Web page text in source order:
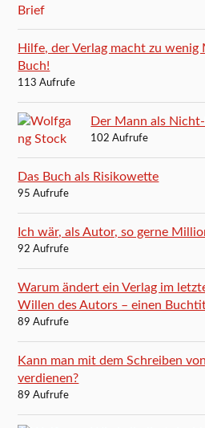
Hilfe, der Verlag macht zu
Buch!
113 Aufrufe
Der Mann als
102 Aufrufe
Das Buch als Risikowette
95 Aufrufe
Ich wär, als Autor, so gerne
92 Aufrufe
Warum ändert ein Verlag im
Willen des Autors – einen
89 Aufrufe
Kann man mit dem Schreiben
verdienen?
89 Aufrufe